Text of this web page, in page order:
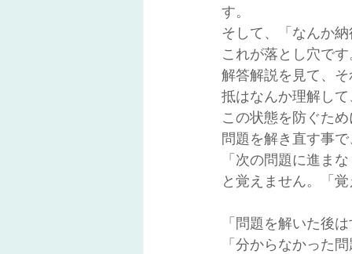
す。
そして、「なんか
これが落とし穴で
解答解説を見て、
抵はなんか理解し
この状態を防ぐた
問題を解き直す事
「次の問題に進ま
と覚えません。「
「問題を解いた後
「分からなかった